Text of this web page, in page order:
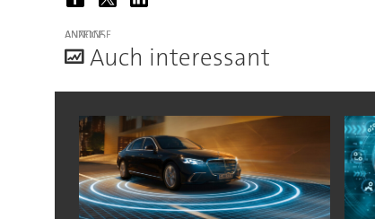
ANZEIGE
Auch interessant